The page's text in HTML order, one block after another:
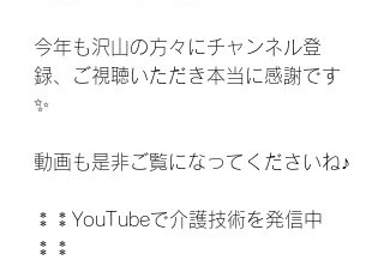
今年も沢山の方々にチャンネル登
録、ご視聴いただき本当に感謝です
✨
動画も是非ご覧になってくださいね♪
⁑⁑YouTubeで介護技術を発信中
⁑⁑